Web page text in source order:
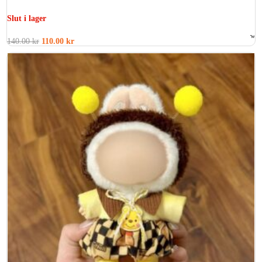
Slut i lager
Betygsatt0av 5
140.00kr 110.00 kr